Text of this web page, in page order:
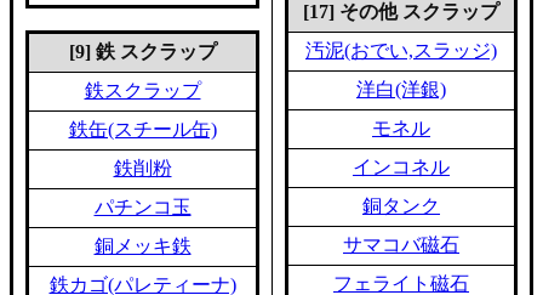
[9] 鉄 スクラップ
鉄スクラップ
鉄缶(スチール缶)
鉄削粉
パチンコ玉
銅メッキ鉄
鉄カゴ(パレティーナ)
[17] その他 スクラップ
汚泥(おでい,スラッジ)
洋白(洋銀)
モネル
インコネル
銅タンク
サマコバ磁石
フェライト磁石